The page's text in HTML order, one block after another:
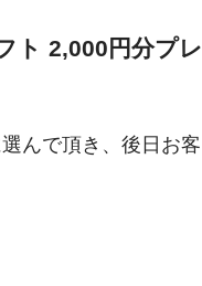
ト 2,000円分プレ
んで頂き、後日お客